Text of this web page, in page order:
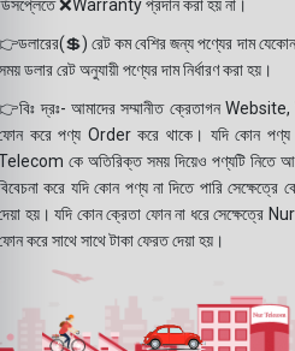
❌Warranty প্রদান করা হয় না।
রেট কম বেশির জন্য পণ্যের দাম
ডলার রেট অনুযায়ী পণ্যের দাম নির্ধারণ করা হয়।
দ্রঃ- আমাদের সম্মানীত ক্রেতাগন
করে পণ্য Order করে থাকে। যদি কোন পণ্য
কে অতিরিক্ত সময় দিয়েও পণ্যটি নিতে
করে যদি কোন পণ্য না দিতে পারি
হয়। যদি কোন ক্রেতা ফোন না ধরে সেক্ষেত্রে
করে সাথে সাথে টাকা ফেরত দেয়া হয়।